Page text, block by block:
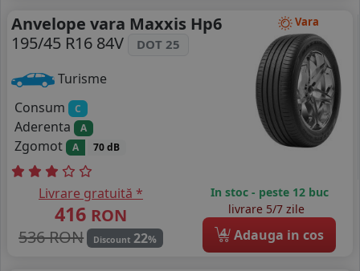
Vara
Anvelope vara Maxxis Hp6
195/45 R16 84V
DOT 25
Turisme
Consum
C
Aderenta A
Zgomot A 70 dB
Livrare gratuită *
416 RON
536 RON
Discount 22%
In stoc - peste 12 buc
livrare 5/7 zile
4 Adauga in cos